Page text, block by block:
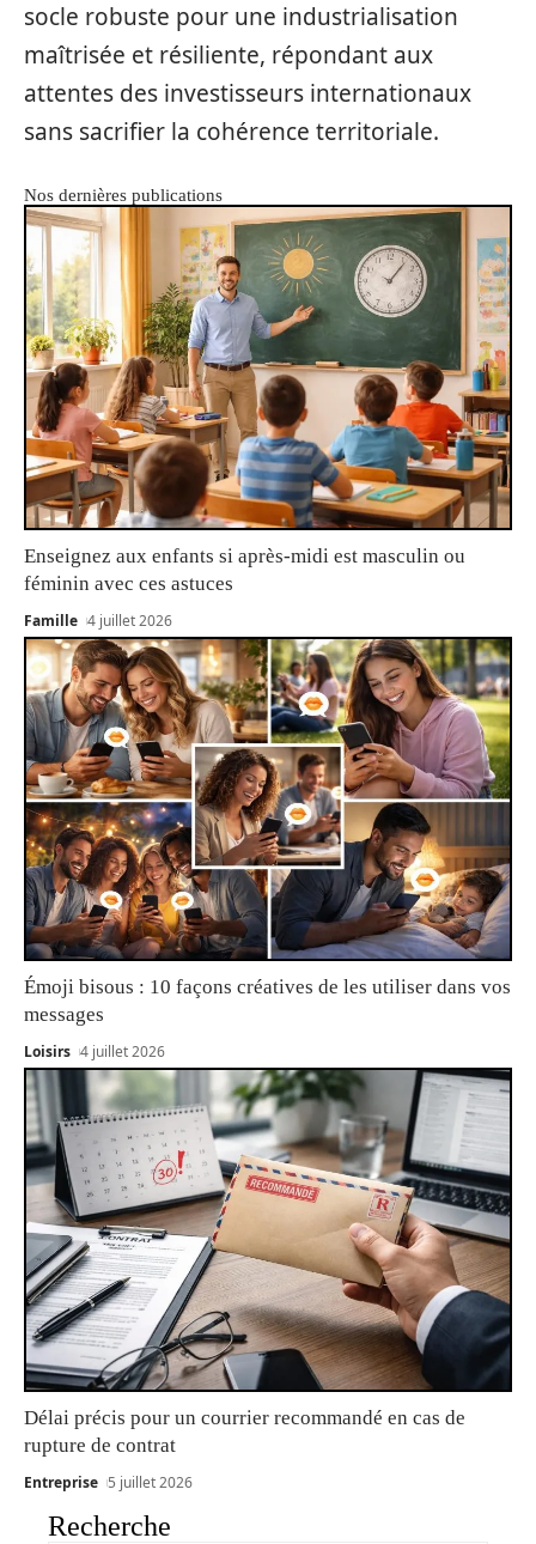
socle robuste pour une industrialisation
maîtrisée et résiliente, répondant aux
attentes des investisseurs internationaux
sans sacrifier la cohérence territoriale.
Nos dernières publications
Enseignez aux enfants si après-midi est masculin ou
féminin avec ces astuces
Famille 4 juillet 2026
Émoji bisous : 10 façons créatives de les utiliser dans vos
messages
Loisirs 4 juillet 2026
Délai précis pour un courrier recommandé en cas de
rupture de contrat
Entreprise 5 juillet 2026
Recherche